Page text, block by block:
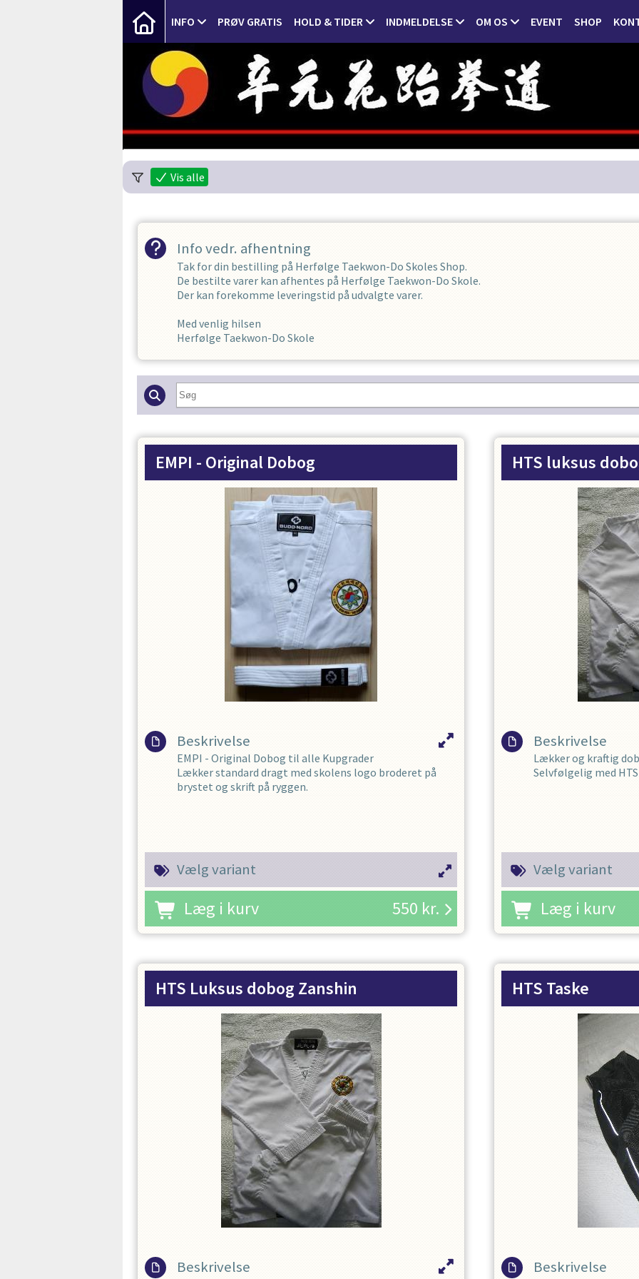
INFO PRØV GRATIS HOLD & TIDER INDMELDELSE OM OS EVENT SHOP
Vis alle
Info vedr. afhentning
Tak for din bestilling på Herfølge Taekwon-Do Skoles Shop.
De bestilte varer kan afhentes på Herfølge Taekwon-Do Skole.
Der kan forekomme leveringstid på udvalgte varer.
Med venlig hilsen
Herfølge Taekwon-Do Skole
EMPI - Original Dobog
Beskrivelse
EMPI - Original Dobog til alle Kupgrader
Lækker standard dragt med skolens logo broderet på
brystet og skrift på ryggen.
Læg i kurv 550 kr.
Vælg variant
HTS luksus
Beskrivelse
Lækker og kraftig
Selvfølgelig med
Dragten er lavet af
med en præget
selv efter mange
Den præget
stof og hud. Dragten
En lækker dragt at
kan bruges uanset
Valg af størrelse er
eller 180 cm høj bør
er taget
Læg i kurv
Vælg variant
HTS Luksus dobog Zanshin
Beskrivelse
HTS Taske
Beskrivelse